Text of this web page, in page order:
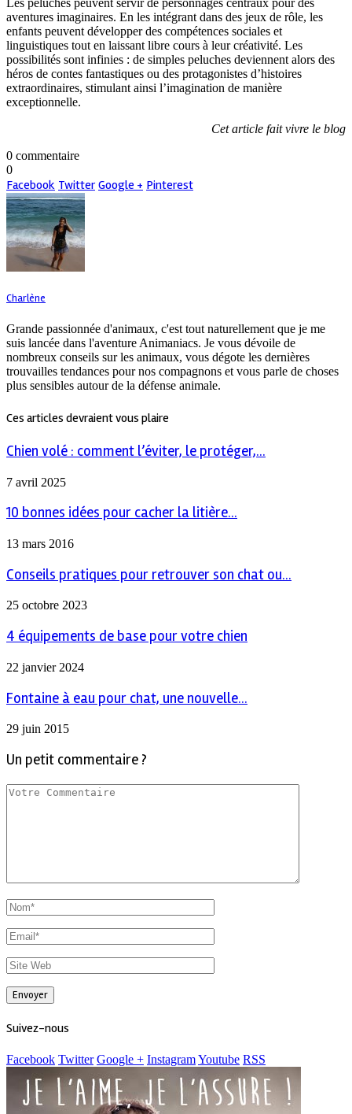
Les peluches peuvent servir de personnages centraux pour des
aventures imaginaires. En les intégrant dans des jeux de rôle, les
enfants peuvent développer des compétences sociales et
linguistiques tout en laissant libre cours à leur créativité. Les
possibilités sont infinies : de simples peluches deviennent alors des
héros de contes fantastiques ou des protagonistes d’histoires
extraordinaires, stimulant ainsi l’imagination de manière
exceptionnelle.
Cet article fait vivre le blog
0 commentaire
0
Facebook Twitter Google + Pinterest
Charlène
Grande passionnée d'animaux, c'est tout naturellement que je me
suis lancée dans l'aventure Animaniacs. Je vous dévoile de
nombreux conseils sur les animaux, vous dégote les dernières
trouvailles tendances pour nos compagnons et vous parle de choses
plus sensibles autour de la défense animale.
Ces articles devraient vous plaire
Chien volé : comment l’éviter, le protéger,...
7 avril 2025
10 bonnes idées pour cacher la litière...
13 mars 2016
Conseils pratiques pour retrouver son chat ou...
25 octobre 2023
4 équipements de base pour votre chien
22 janvier 2024
Fontaine à eau pour chat, une nouvelle...
29 juin 2015
Un petit commentaire ?
Suivez-nous
Facebook Twitter Google + InstagramYoutube RSS